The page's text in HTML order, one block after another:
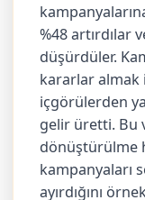
%48 artırdılar
düşürdüler.
kararlar almak
içgörülerden
gelir üretti. Bu
dönüştürülme
kampanyaları
ayırdığını